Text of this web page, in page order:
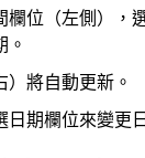
欄位（左側），
。
）將自動更新。
日期欄位來變更